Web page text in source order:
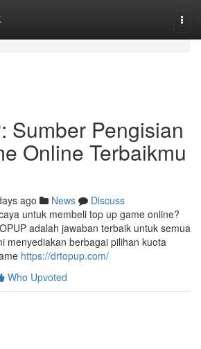
Sumber Pengisian
Online Terbaikmu
ago News
Discuss
untuk membeli top up game online?
adalah jawaban terbaik untuk semua
menyediakan berbagai pilihan kuota
https://drtopup.com/
Who Upvoted